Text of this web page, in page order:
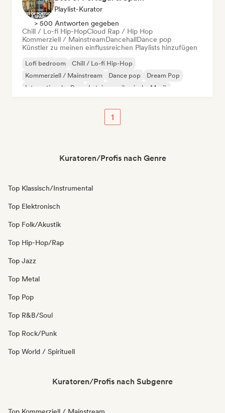
Playlist-Kurator
> 500 Antworten gegeben
Chill / Lo-fi Hip-HopCloud Rap / Hip Hop
Kommerziell / MainstreamDancehallDance pop
Künstler zu meinen einflussreichen Playlists hinzufügen
Lofi bedroom
Chill / Lo-fi Hip-Hop
Kommerziell / Mainstream
Dance pop
Dream Pop
Internationaler Pop
Lateinamerikanische Musik
1
Kuratoren/Profis nach Genre
Top Klassisch/Instrumental
Top Elektronisch
Top Folk/Akustik
Top Hip-Hop/Rap
Top Jazz
Top Metal
Top Pop
Top R&B/Soul
Top Rock/Punk
Top World / Spirituell
Kuratoren/Profis nach Subgenre